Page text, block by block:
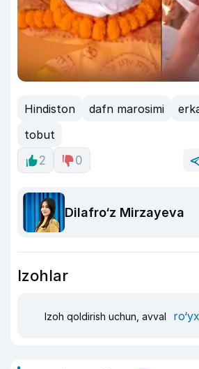
Hindiston dafn marosimi
tobut
2
0
Dilafro‘z Mirzayeva
Izohlar
Izoh qoldirish uchun, avval